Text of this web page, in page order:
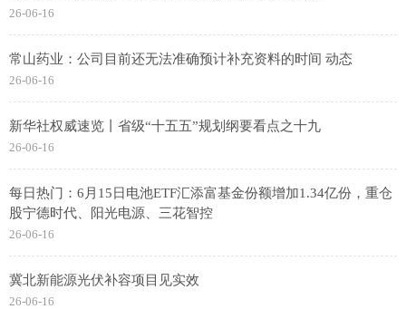
26-06-16
常山药业：公司目前还无法准确预计补充资料的时间 动态
26-06-16
新华社权威速览丨省级“十五五”规划纲要看点之十九
26-06-16
每日热门：6月15日电池ETF汇添富基金份额增加1.34亿份，重仓
股宁德时代、阳光电源、三花智控
26-06-16
冀北新能源光伏补容项目见实效
26-06-16